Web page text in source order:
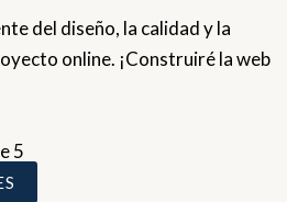
del diseño, la calidad y la
online. ¡Construiré la web
5